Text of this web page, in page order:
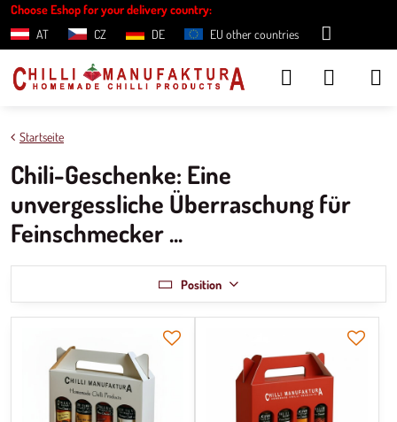
Choose Eshop for your delivery country:
AT
CZ DE EU other countries
Startseite
Chili-Geschenke: Eine
unvergessliche Überraschung für
Feinschmecker ...
Position